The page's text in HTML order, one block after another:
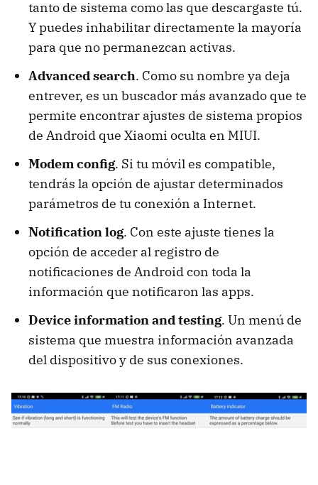
tanto de sistema como las que descargaste tú.
Y puedes inhabilitar directamente la mayoría
para que no permanezcan activas.
Advanced search. Como su nombre ya deja
entrever, es un buscador más avanzado que te
permite encontrar ajustes de sistema propios
de Android que Xiaomi oculta en MIUI.
Modem config. Si tu móvil es compatible,
tendrás la opción de ajustar determinados
parámetros de tu conexión a Internet.
Notification log. Con este ajuste tienes la
opción de acceder al registro de
notificaciones de Android con toda la
información que notificaron las apps.
Device information and testing. Un menú de
sistema que muestra información avanzada
del dispositivo y de sus conexiones.